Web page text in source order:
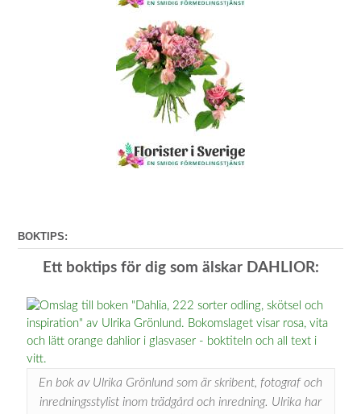
BOKTIPS:
Ett boktips för dig som älskar DAHLIOR:
En bok av Ulrika Grönlund som är skribent, fotograf och
inredningsstylist inom trädgård och inredning. Ulrika har